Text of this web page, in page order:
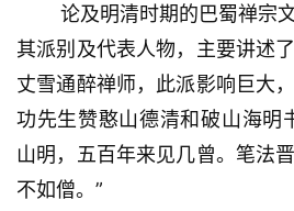
易
寫
錯
錯
论及明清时期的巴蜀禅宗文
其派别及代表人物，主要讲述
丈雪通醉禅师，此派影响巨大
功先生赞憨山德清和破山海明
山明，五百年来见几曾。笔法
不如僧。”